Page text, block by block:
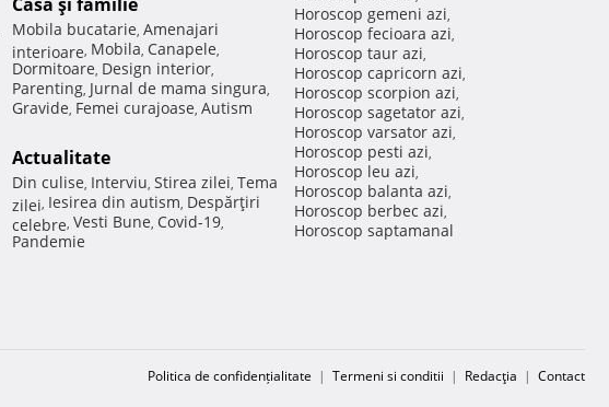
Mobila bucatarie, Amenajari
interioare, Mobila, Canapele,
Dormitoare, Design interior,
Parenting, Jurnal de mama singura,
Gravide, Femei curajoase, Autism
Actualitate
Din culise, Interviu, Stirea zilei, Tema
zilei, Iesirea din autism, Despărţiri
celebre, Vesti Bune, Covid-19,
Pandemie
Horoscop gemeni azi,
Horoscop fecioara azi,
Horoscop taur azi,
Horoscop capricorn azi,
Horoscop scorpion azi,
Horoscop sagetator azi,
Horoscop varsator azi,
Horoscop pesti azi,
Horoscop leu azi,
Horoscop balanta azi,
Horoscop berbec azi,
Horoscop saptamanal
Politica de confidențialitate | Termeni si conditii | Redacţia | Contact